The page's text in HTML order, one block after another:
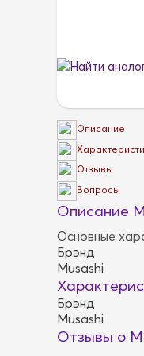
Найти
Описание
Отзывы
Вопросы
Описание
Основные
Брэнд
Musashi
Брэнд
Musashi
Отзывы о